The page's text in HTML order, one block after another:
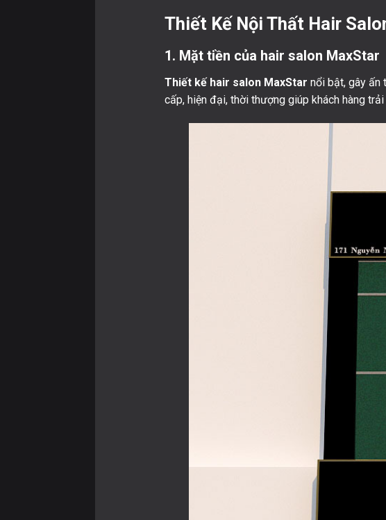
Thiết Kế Nội Thất Hair
1. Mặt tiền của hair salon MaxStar
Thiết kế hair salon MaxStar nổi bật, gây ấn
cấp, hiện đại, thời thượng giúp khách hàng